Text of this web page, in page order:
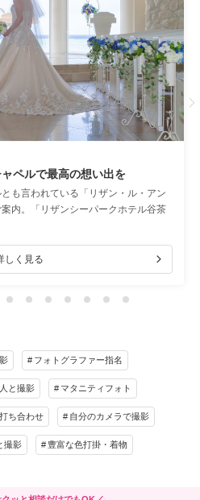
ペルで最高の想い出を
も言われている「リザン・ル・アン
内。「リザンシーパークホテル谷茶
しく見る
フォトグラファー指名
と撮影 マタニティフォト
ち合わせ 自分のカメラで撮影
撮影 豊富な色打掛・着物